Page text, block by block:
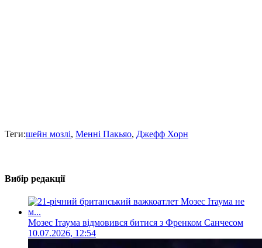
Теги:шейн мозлі, Менні Пакьяо, Джефф Хорн
Вибір редакції
Мозес Ітаума відмовився битися з Френком Санчесом
10.07.2026, 12:54